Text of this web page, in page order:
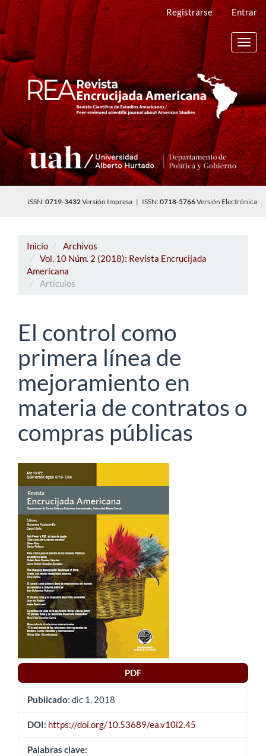
Navegación
principal
Contenido
principal
Barra
lateral
Registrarse Entrar
ISSN:0719-3432Versión Impresa | ISSN:0718-5766Versión Electrónica
Inicio
Archivos
Vol. 10 Núm. 2 (2018): Revista Encrucijada
Americana
Artículos
El control como
primera línea de
mejoramiento en
materia de contratos o
compras públicas
Barra
lateral
del
artículo
PDF
Publicado: dic 1, 2018
DOI: https://doi.org/10.53689/ea.v10i2.45
Palabras clave: